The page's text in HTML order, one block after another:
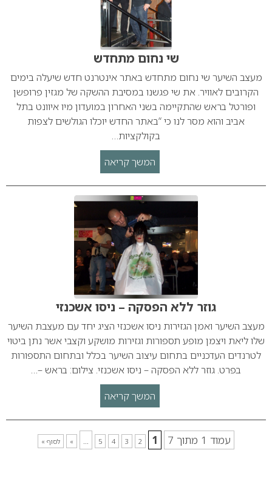
שי נחום מתחדש
מעצב השיער שי נחום מתחדש באתר אינטרנט חדש שיעלה בימים
הקרובים לאוויר. את שי פגשנו במסיבת ההשקה של מגזין פרופשן
ופורטל בראש שהתקיימה בשני האחרון במועדון מיו איוונט בתל
אביב והוא מסר לנו כי “באתר החדש יוכלו הגולשים לצפות
בקולקציות…
המשך קריאה
גוזר ללא הפסקה – ניסו אשכנזי
מעצב השיער ואמן הגזירות ניסו אשכנזי הציג יחד עם מעצבת השיער
שלו ליאת ויצמן מופע תספורות וגזירות מושקע וקצבי אשר נתן ביטוי
לטרנדים העדכניים בתחום עיצוב השיער בכלל ובתחום התספורות
בפרט. גוזר ללא הפסקה – ניסו אשכנזי. צילום: בראש –…
המשך קריאה
עמוד 1 מתוך 7 1
2
3
4
5
...
» לסוף »